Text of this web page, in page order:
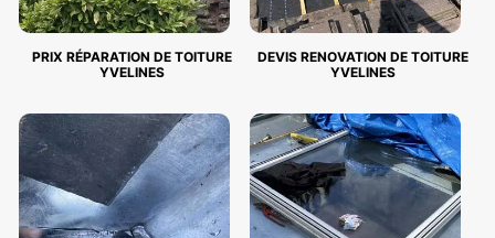
PRIX RÉPARATION DE TOITURE
YVELINES
DEVIS RENOVATION DE TOITURE
YVELINES